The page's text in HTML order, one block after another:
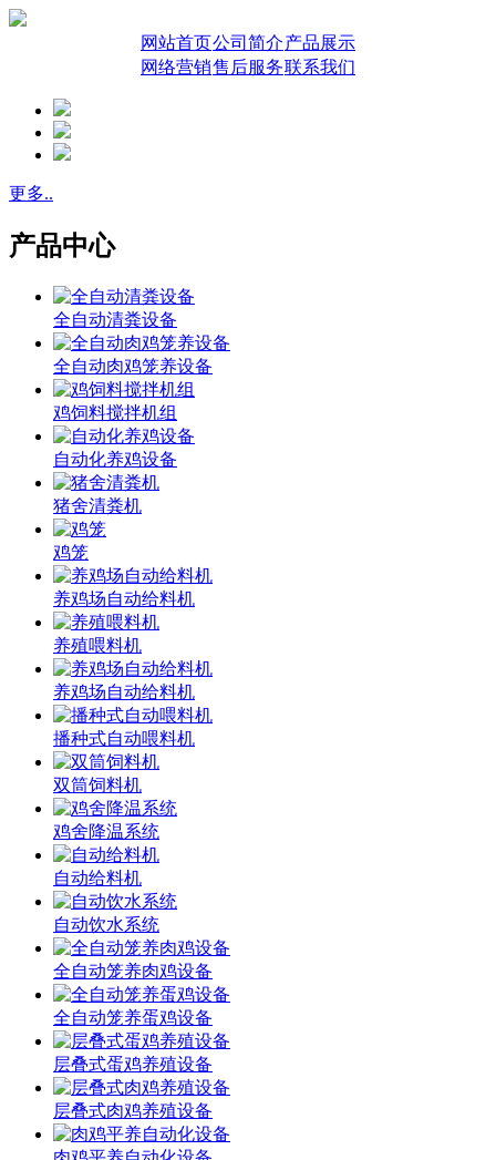
网站首页公司简介产品展示
网络营销售后服务联系我们
更多..
产品中心
全自动清粪设备
全自动肉鸡笼养设备
鸡饲料搅拌机组
自动化养鸡设备
猪舍清粪机
鸡笼
养鸡场自动给料机
养殖喂料机
养鸡场自动给料机
播种式自动喂料机
双筒饲料机
鸡舍降温系统
自动给料机
自动饮水系统
全自动笼养肉鸡设备
全自动笼养蛋鸡设备
层叠式蛋鸡养殖设备
层叠式肉鸡养殖设备